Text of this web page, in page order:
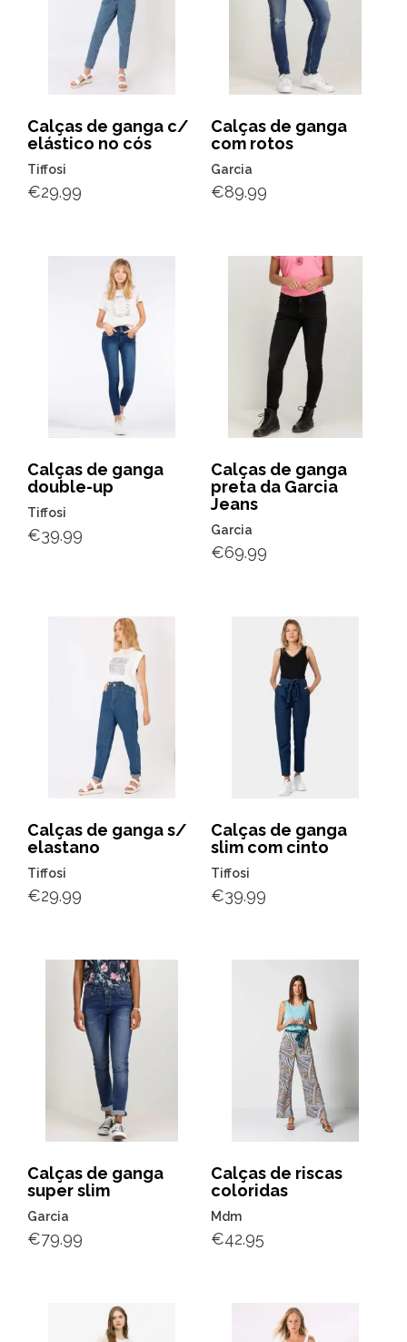
Calças de ganga c/
elástico no cós
Tiffosi
€29.99
Calças de ganga
com rotos
Garcia
€89.99
Calças de ganga
double-up
Tiffosi
€39.99
Calças de ganga
preta da Garcia
Jeans
Garcia
€69.99
Calças de ganga s/
elastano
Tiffosi
€29.99
Calças de ganga
slim com cinto
Tiffosi
€39.99
Calças de ganga
super slim
Garcia
€79.99
Calças de riscas
coloridas
Mdm
€42.95